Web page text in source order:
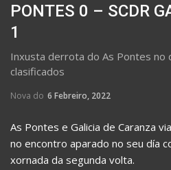
PONTES 0 – SCDR
1
Inxusta derrota do As Pontes no
clasificados
Nova do 6 Febreiro, 2022
As Pontes e Galicia de Caranza
no encontro aparado no seu día
xornada da segunda volta.